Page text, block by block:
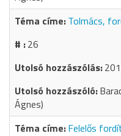
Tolmács,
26
Ágnes)
Felelős